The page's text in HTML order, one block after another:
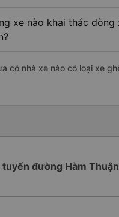
xe nào khai thác
có nhà xe nào có loại xe
đường Hàm